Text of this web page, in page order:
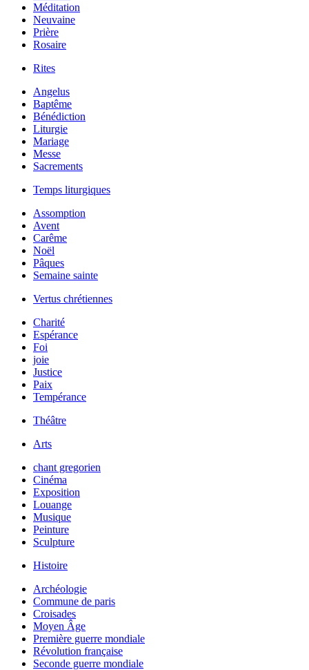
Méditation
Neuvaine
Prière
Rosaire
Rites
Angelus
Baptême
Bénédiction
Liturgie
Mariage
Messe
Sacrements
Temps liturgiques
Assomption
Avent
Carême
Noël
Pâques
Semaine sainte
Vertus chrétiennes
Charité
Espérance
Foi
joie
Justice
Paix
Tempérance
Théâtre
Arts
chant gregorien
Cinéma
Exposition
Louange
Musique
Peinture
Sculpture
Histoire
Archéologie
Commune de paris
Croisades
Moyen Âge
Première guerre mondiale
Révolution française
Seconde guerre mondiale